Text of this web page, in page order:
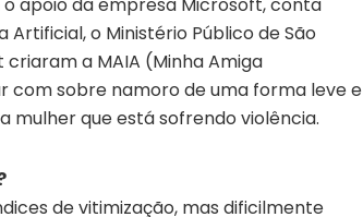
o Ministério Público de São
a MAIA (Minha Amiga
com sobre namoro de uma forma leve e
mulher que está sofrendo violência.
de vitimização, mas dificilmente